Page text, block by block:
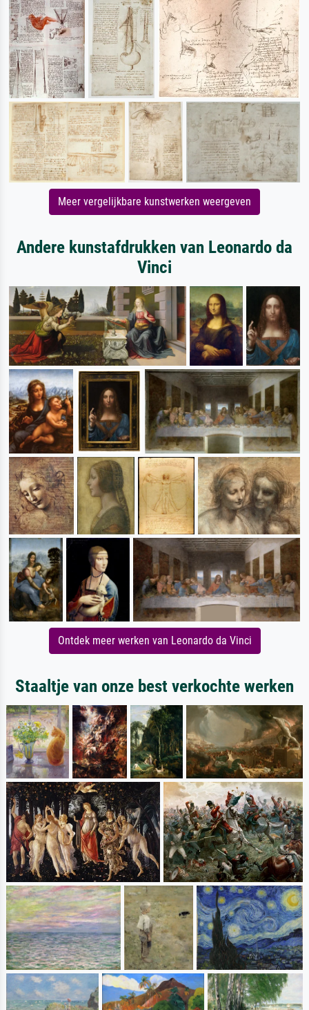
Meer vergelijkbare kunstwerken weergeven
Andere kunstafdrukken van Leonardo da
Vinci
Ontdek meer werken van Leonardo da Vinci
Staaltje van onze best verkochte werken